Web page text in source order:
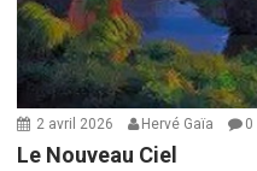
2 avril 2026 Hervé Gaïa 0
Le Nouveau Ciel